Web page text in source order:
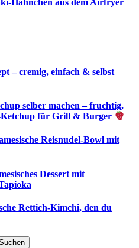
Hähnchen aus dem Airfryer
– cremig, einfach & selbst
selber machen – fruchtig,
für Grill & Burger
Reisnudel-Bowl mit
Dessert mit
Rettich-Kimchi, den du